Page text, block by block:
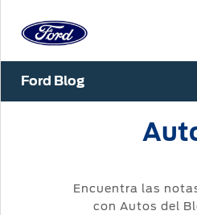
Acessibility
VEHÍCULOS
COMPRA
Showroom
Virtual
PROPIETARIOS
SERVICIO
TECNOLOGÍAS
TECNOLOGÍAS
FINANCIAMIENTO
Ford Blog
Encuentra las
con Autos del